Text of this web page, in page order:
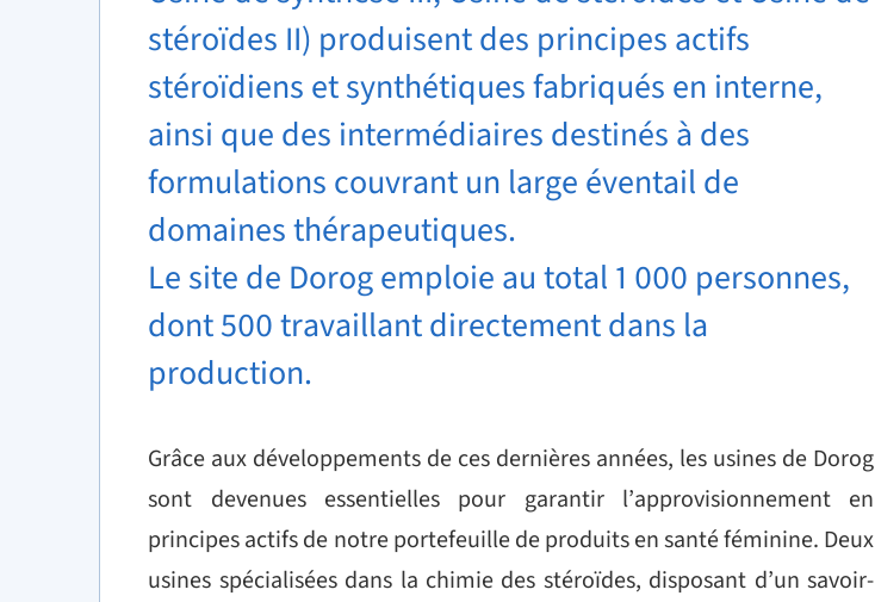
stéroïdes II) produisent des principes actifs
stéroïdiens et synthétiques fabriqués en interne,
ainsi que des intermédiaires destinés à des
formulations couvrant un large éventail de
domaines thérapeutiques.
Le site de Dorog emploie au total 1 000 personnes,
dont 500 travaillant directement dans la
production.
Grâce aux développements de ces dernières années, les usines de Dorog
sont devenues essentielles pour garantir l’approvisionnement en
principes actifs de notre portefeuille de produits en santé féminine. Deux
usines spécialisées dans la chimie des stéroïdes, disposant d’un savoir-